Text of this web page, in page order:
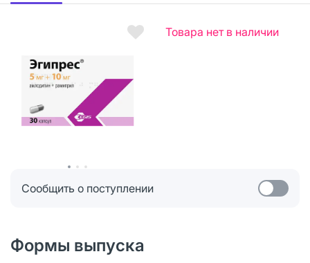
Товара нет в наличии
Сообщить о поступлении
Формы выпуска